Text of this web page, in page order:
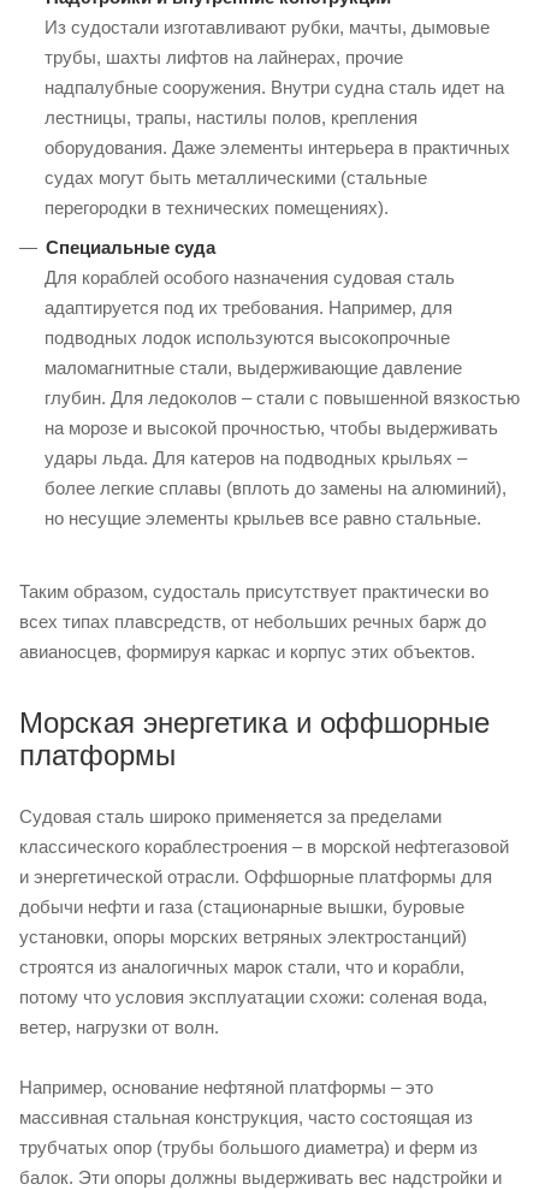
Из судостали изготавливают рубки, мачты, дымовые
трубы, шахты лифтов на лайнерах, прочие
надпалубные сооружения. Внутри судна сталь идет на
лестницы, трапы, настилы полов, крепления
оборудования. Даже элементы интерьера в практичных
судах могут быть металлическими (стальные
перегородки в технических помещениях).
Специальные суда
Для кораблей особого назначения судовая сталь
адаптируется под их требования. Например, для
подводных лодок используются высокопрочные
маломагнитные стали, выдерживающие давление
глубин. Для ледоколов – стали с повышенной вязкостью
на морозе и высокой прочностью, чтобы выдерживать
удары льда. Для катеров на подводных крыльях –
более легкие сплавы (вплоть до замены на алюминий),
но несущие элементы крыльев все равно стальные.
Таким образом, судосталь присутствует практически во
всех типах плавсредств, от небольших речных барж до
авианосцев, формируя каркас и корпус этих объектов.
Морская энергетика и оффшорные
платформы
Судовая сталь широко применяется за пределами
классического кораблестроения – в морской нефтегазовой
и энергетической отрасли. Оффшорные платформы для
добычи нефти и газа (стационарные вышки, буровые
установки, опоры морских ветряных электростанций)
строятся из аналогичных марок стали, что и корабли,
потому что условия эксплуатации схожи: соленая вода,
ветер, нагрузки от волн.
Например, основание нефтяной платформы – это
массивная стальная конструкция, часто состоящая из
трубчатых опор (трубы большого диаметра) и ферм из
балок. Эти опоры должны выдерживать вес надстройки и